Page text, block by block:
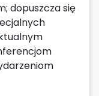
dopuszcza się